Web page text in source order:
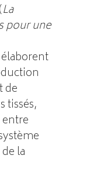
La
pour une
de
tissés,
la